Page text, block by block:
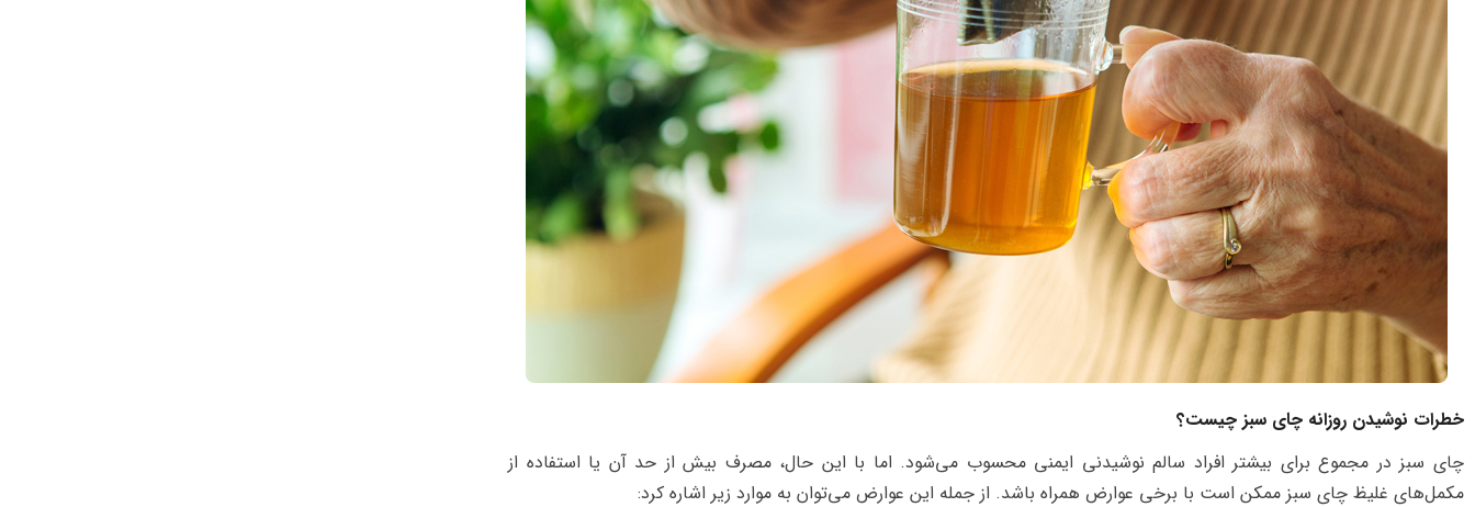
خطرات نوشیدن روزانه چای سبز چیست؟
چای سبز در مجموع برای بیشتر افراد سالم نوشیدنی ایمنی محسوب می‌شود. اما با این حال، مصرف بیش از حد آن یا استفاده از
مکمل‌های غلیظ چای سبز ممکن است با برخی عوارض همراه باشد. از جمله این عوارض می‌توان به موارد زیر اشاره کرد: